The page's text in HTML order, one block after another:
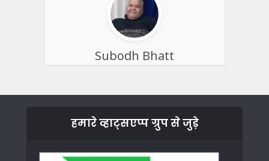
Subodh Bhatt
हमारे व्हाट्सएप्प ग्रुप से जुड़े